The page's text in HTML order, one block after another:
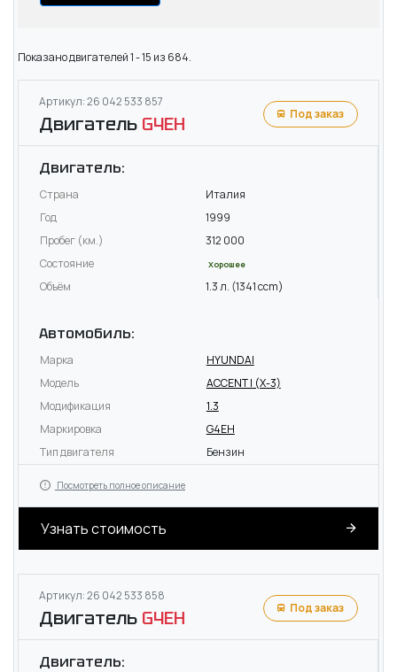
Показано двигателей 1 - 15 из 684.
Артикул: 26 042 533 857
Двигатель G4EH Под заказ
Двигатель:
Страна
Италия
Год
1999
Пробег (км.)
312 000
Состояние
Хорошее
Объём 1.3 л. (1341 ccm)
Автомобиль:
Марка
HYUNDAI
Модель
ACCENT I (X-3)
Модификация
1.3
Маркировка
G4EH
Тип двигателя
Бензин
Посмотреть полное описание
Узнать стоимость
Артикул: 26 042 533 858
Двигатель G4EH Под заказ
Двигатель: